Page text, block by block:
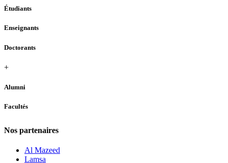
Étudiants
Enseignants
Doctorants
+
Alumni
Facultés
Nos partenaires
Al Mazeed
Lamsa